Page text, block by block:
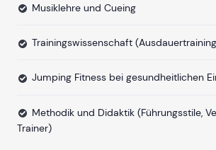
Musiklehre und Cueing
Trainingswissenschaft
Jumping Fitness bei gesundheitlichen
Methodik und Didaktik (Führungsstile,
Trainer)